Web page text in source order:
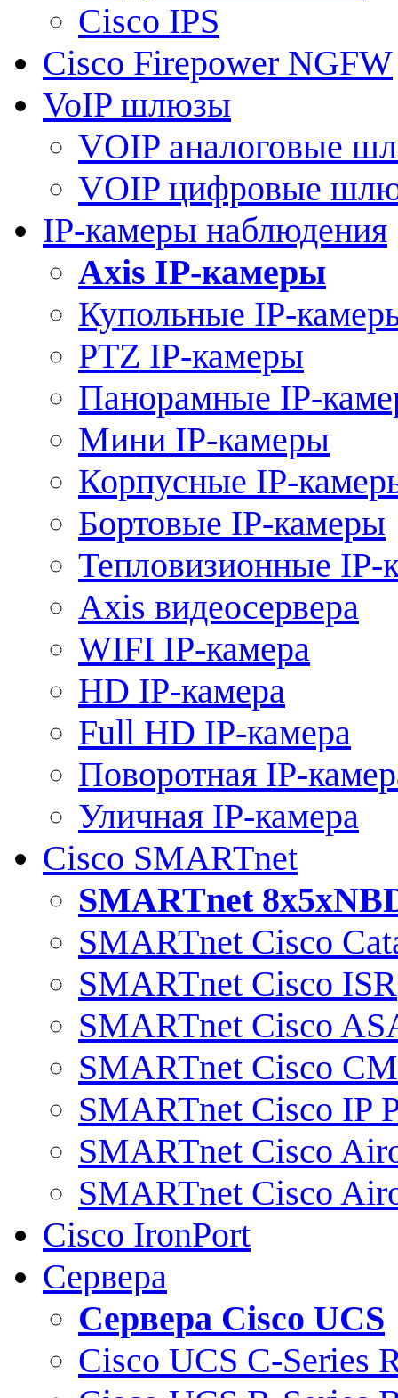
Cisco IPS
Cisco Firepower NGFW
VoIP шлюзы
VOIP аналоговые
VOIP цифровые
IP-камеры наблюдения
Axis IP-камеры
Купольные IP-
PTZ IP-камеры
Панорамные IP-
Мини IP-камеры
Корпусные IP-
Бортовые IP-камеры
Тепловизионные IP-
Axis видеосервера
WIFI IP-камера
HD IP-камера
Full HD IP-камера
Поворотная IP-
Уличная IP-камера
Cisco SMARTnet
SMARTnet
SMARTnet Cisco
SMARTnet Cisco ISR
SMARTnet Cisco
SMARTnet Cisco
SMARTnet Cisco IP
SMARTnet Cisco
SMARTnet Cisco
Cisco IronPort
Сервера
Сервера Cisco UCS
Cisco UCS C-Series